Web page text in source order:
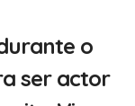
o
ser actor